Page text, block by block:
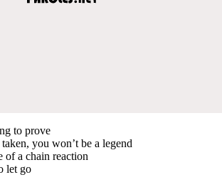
to prove
you won’t be a legend
of a chain reaction
let go